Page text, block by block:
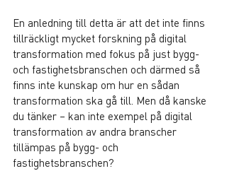
En anledning till detta är att det inte finns
tillräckligt mycket forskning på digital
transformation med fokus på just bygg-
och fastighetsbranschen och därmed så
finns inte kunskap om hur en sådan
transformation ska gå till. Men då kanske
du tänker – kan inte exempel på digital
transformation av andra branscher
tillämpas på bygg- och
fastighetsbranschen?